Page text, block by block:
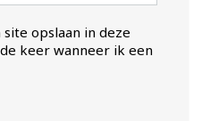
opslaan in deze
keer wanneer ik een